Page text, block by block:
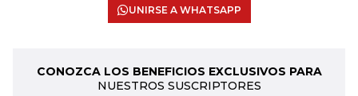
UNIRSE A WHATSAPP
CONOZCA LOS BENEFICIOS EXCLUSIVOS PARA
NUESTROS SUSCRIPTORES